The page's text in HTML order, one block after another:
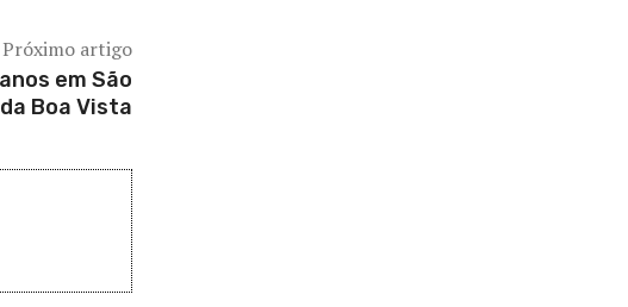
Próximo artigo
em São
Boa Vista